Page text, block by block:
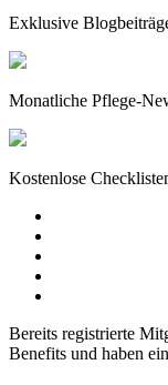
Exklusive
Monatliche Pflege-
Kostenlose
Bereits registrierte
Benefits und haben